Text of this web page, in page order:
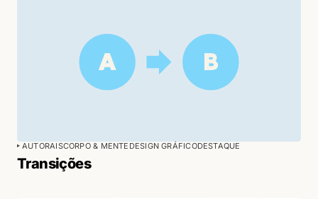
AUTORAISCORPO & MENTE DESIGN GRÁFICODESTAQUE
Transições